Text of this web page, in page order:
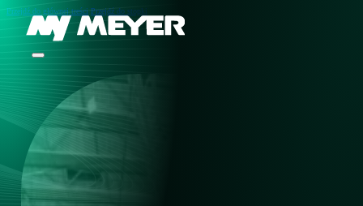
Przejdź do głównej treści Przejdź do stopki